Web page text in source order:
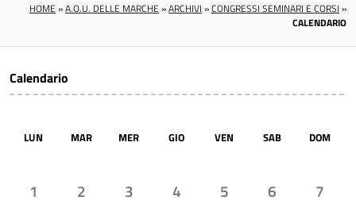
HOME »A.O.U. DELLE MARCHE »ARCHIVI »CONGRESSI SEMINARI E CORSI »
CALENDARIO
Calendario
LUN MAR MER GIO VEN SAB DOM
1 2 3 4 5 6
7